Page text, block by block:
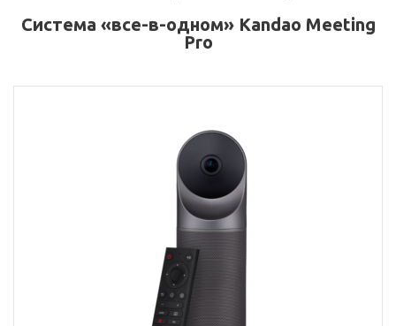
Система «все-в-одном» Kandao Meeting
Pro